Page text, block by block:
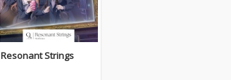
Resonant Strings